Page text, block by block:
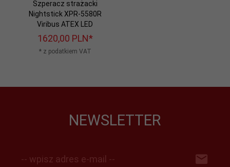
Szperacz strażacki
Nightstick XPR-5580R
Viribus ATEX LED
1620,00 PLN*
* z podatkiem VAT
NEWSLETTER
-- wpisz adres e-mail --